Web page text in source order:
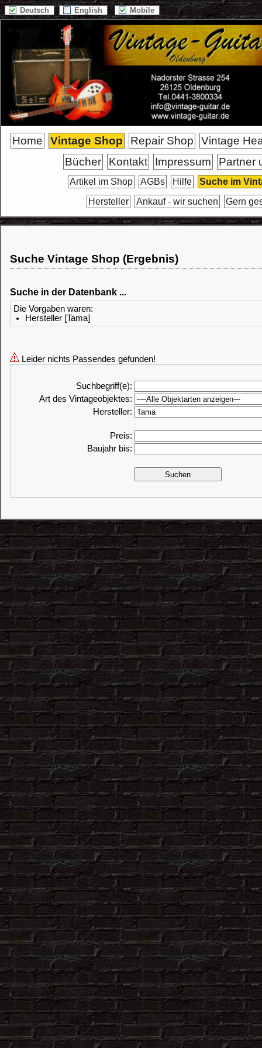
Deutsch English Mobile
Home Vintage Shop Repair Shop
Vintage
Bücher
Kontakt Impressum Partner
Artikel im Shop AGBs Hilfe
Suche im
Hersteller
Ankauf - wir suchen Gern
Suche Vintage Shop (Ergebnis)
Suche in der Datenbank ...
Die Vorgaben waren:
Hersteller [Tama]
Leider nichts Passendes gefunden!
Suchbegriff(e):
Art des Vintageobjektes:
Hersteller:
Preis:
Baujahr bis: